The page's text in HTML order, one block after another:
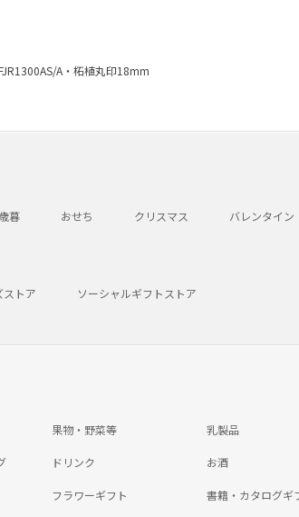
A・柘植丸印18mm
暮 おせち クリスマス バレンタイン
ストア ソーシャルギフトストア
果物・野菜等 乳製品
ドリンク お酒
フラワーギフト 書籍・カタログギ